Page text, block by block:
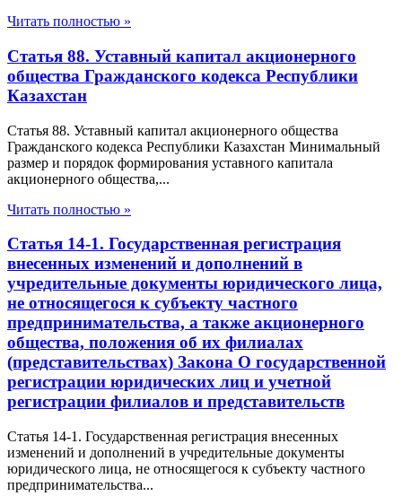
Читать полностью »
Статья 88. Уставный капитал акционерного
общества Гражданского кодекса Республики
Казахстан
Статья 88. Уставный капитал акционерного общества
Гражданского кодекса Республики Казахстан Минимальный
размер и порядок формирования уставного капитала
акционерного общества,...
Читать полностью »
Статья 14-1. Государственная регистрация
внесенных изменений и дополнений в
учредительные документы юридического лица,
не относящегося к субъекту частного
предпринимательства, а также акционерного
общества, положения об их филиалах
(представительствах) Закона О государственной
регистрации юридических лиц и учетной
регистрации филиалов и представительств
Статья 14-1. Государственная регистрация внесенных
изменений и дополнений в учредительные документы
юридического лица, не относящегося к субъекту частного
предпринимательства...